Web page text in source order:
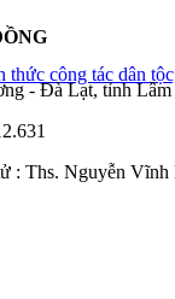
công tác dân
- Đà Lạt, tỉnh
: Ths. Nguyễn Vĩnh